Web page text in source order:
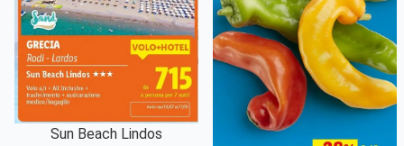
Sun Beach Lindos